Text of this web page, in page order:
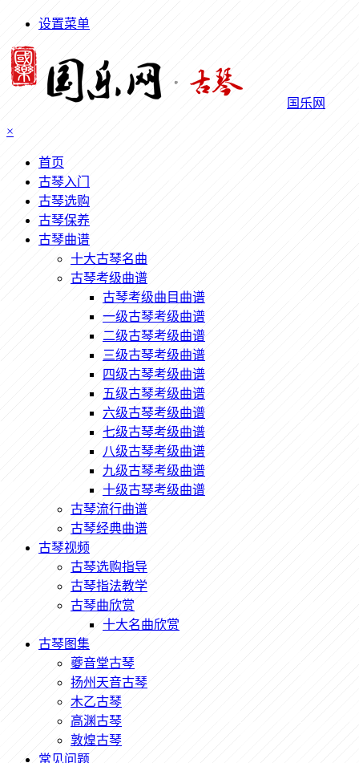
设置菜单
国乐网
×
首页
古琴入门
古琴选购
古琴保养
古琴曲谱
十大古琴名曲
古琴考级曲谱
古琴考级曲目曲谱
一级古琴考级曲谱
二级古琴考级曲谱
三级古琴考级曲谱
四级古琴考级曲谱
五级古琴考级曲谱
六级古琴考级曲谱
七级古琴考级曲谱
八级古琴考级曲谱
九级古琴考级曲谱
十级古琴考级曲谱
古琴流行曲谱
古琴经典曲谱
古琴视频
古琴选购指导
古琴指法教学
古琴曲欣赏
十大名曲欣赏
古琴图集
夔音堂古琴
扬州天音古琴
木乙古琴
高渊古琴
敦煌古琴
常见问题